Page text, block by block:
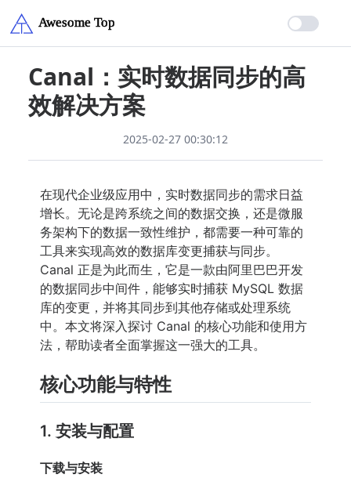
Canal：实时数据同步的高
效解决方案
2025-02-27 00:30:12
在现代企业级应用中，实时数据同步的需求日益
增长。无论是跨系统之间的数据交换，还是微服
务架构下的数据一致性维护，都需要一种可靠的
工具来实现高效的数据库变更捕获与同步。
Canal 正是为此而生，它是一款由阿里巴巴开发
的数据同步中间件，能够实时捕获 MySQL 数据
库的变更，并将其同步到其他存储或处理系统
中。本文将深入探讨 Canal 的核心功能和使用方
法，帮助读者全面掌握这一强大的工具。
核心功能与特性
1. 安装与配置
下载与安装